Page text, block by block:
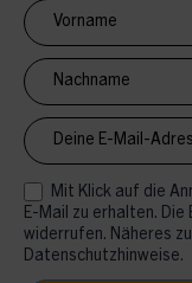
Newsletter
Anmeldung
CV
Mit Klick auf die
E-Mail zu erhalten. Die
widerrufen. Näheres
Datenschutzhinweise.